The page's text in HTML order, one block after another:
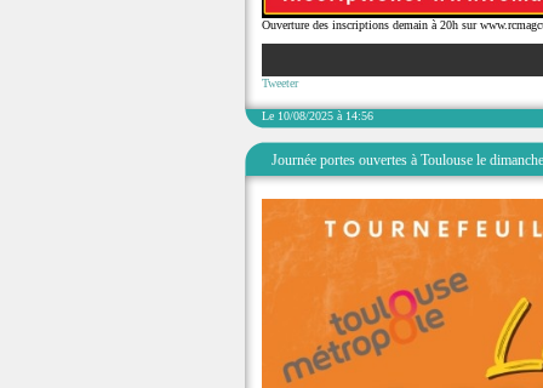
Ouverture des inscriptions demain à 20h sur
Tweeter
Le 10/08/2025 à 14:56
Journée portes ouvertes à Toulouse le